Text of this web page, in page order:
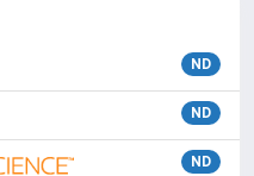
ND
ND
ND